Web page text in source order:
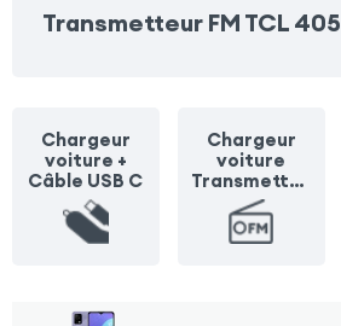
Transmetteur FM TCL 405
Chargeur
voiture +
Câble USB C
Chargeur
voiture
Transmetteu
r FM